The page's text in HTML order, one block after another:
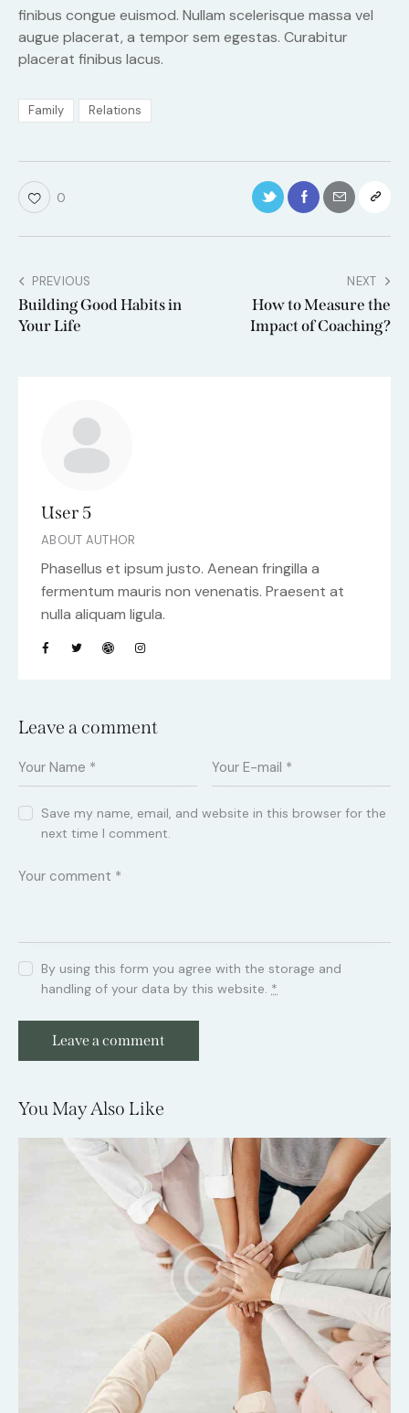
finibus congue euismod. Nullam scelerisque massa vel
augue placerat, a tempor sem egestas. Curabitur
placerat finibus lacus.
Family Relations
0
PREVIOUS
Building Good Habits in
Your Life
NEXT
How to Measure the
Impact of Coaching?
User 5
ABOUT AUTHOR
Phasellus et ipsum justo. Aenean fringilla a
fermentum mauris non venenatis. Praesent at
nulla aliquam ligula.
Leave a comment
Save my name, email, and website in this browser for the
next time I comment.
By using this form you agree with the storage and
handling of your data by this website. *
You May Also Like